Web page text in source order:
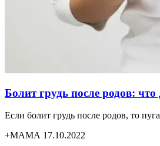
Болит грудь после родов: что
Если болит грудь после родов, то
+МАМА 17.10.2022